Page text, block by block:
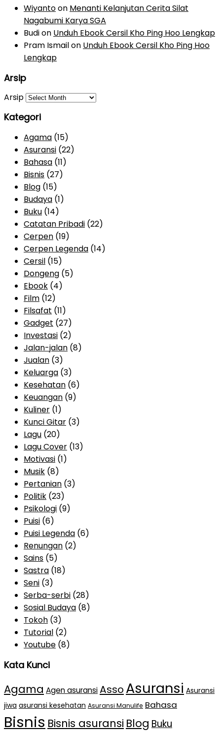
Wiyantoon Menanti Kelanjutan Cerita Silat
Nagabumi Karya SGA
Budion Unduh Ebook Cersil Kho Ping Hoo Lengkap
Pram Ismailon Unduh Ebook Cersil Kho Ping Hoo
Lengkap
Arsip
Arsip
Kategori
Agama (15)
Asuransi (22)
Bahasa (11)
Bisnis (27)
Blog (15)
Budaya (1)
Buku (14)
Catatan Pribadi (22)
Cerpen (19)
Cerpen Legenda (14)
Cersil (15)
Dongeng (5)
Ebook (4)
Film (12)
Filsafat (11)
Gadget (27)
Investasi (2)
Jalan-jalan (8)
Jualan (3)
Keluarga (3)
Kesehatan (6)
Keuangan (9)
Kuliner (1)
Kunci Gitar (3)
Lagu (20)
Lagu Cover (13)
Motivasi (1)
Musik (8)
Pertanian (3)
Politik (23)
Psikologi (9)
Puisi (6)
Puisi Legenda (6)
Renungan (2)
Sains (5)
Sastra (18)
Seni (3)
Serba-serbi (28)
Sosial Budaya (8)
Tokoh (3)
Tutorial (2)
Youtube (8)
Kata Kunci
Agama Agen asuransiAsso Asuransi Asuransi
jiwa asuransi kesehatan Asuransi Manulife Bahasa
Bisnis Bisnis asuransi Blog Buku